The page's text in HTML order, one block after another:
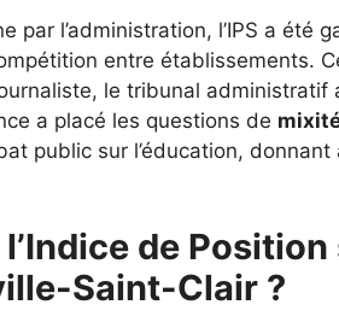
l’administration, l’IPS a été
entre établissements.
le tribunal administratif
a placé les questions de
public sur l’éducation, donnant
de
Saint-Clair ?